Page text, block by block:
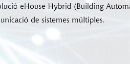
eHouse Hybrid (Building
de sistemes múltiples.